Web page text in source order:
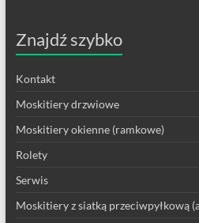
Znajdź szybko
Kontakt
Moskitiery drzwiowe
Moskitiery okienne (ramkowe)
Rolety
Serwis
Moskitiery z siatką przeciwpyłkową